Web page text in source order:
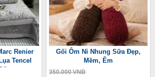
Renier
Tencel
Gối Ôm Nỉ Nhung Sữa Đẹp,
Mềm, Êm
350.000 VNĐ